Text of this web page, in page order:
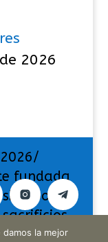
2026
fundada
por
la mejor